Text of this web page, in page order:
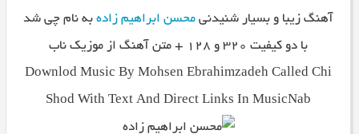
آهنگ زیبا و بسیار شنیدنی محسن ابراهیم زادهبه نام چی شد
با دو کیفیت ۳۲۰ و ۱۲۸ + متن آهنگ از موزیک ناب
Downlod Music By Mohsen Ebrahimzadeh Called Chi
Shod With Text And Direct Links In MusicNab